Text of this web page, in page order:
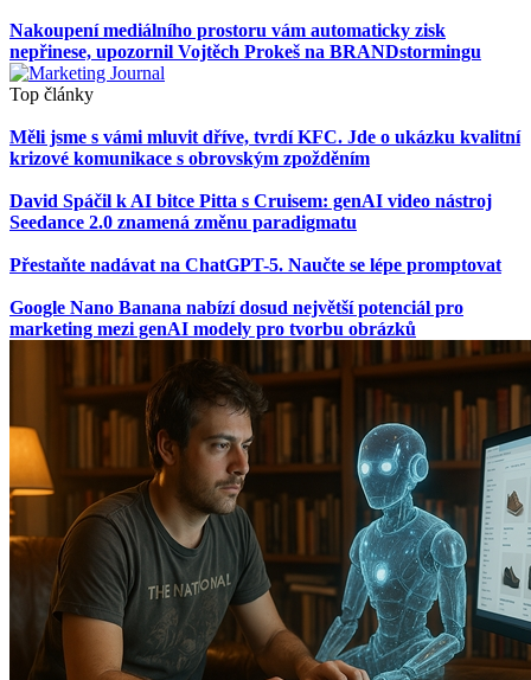
Nakoupení mediálního prostoru vám automaticky zisk
nepřinese, upozornil Vojtěch Prokeš na BRANDstormingu
Top články
Měli jsme s vámi mluvit dříve, tvrdí KFC. Jde o ukázku kvalitní
krizové komunikace s obrovským zpožděním
David Spáčil k AI bitce Pitta s Cruisem: genAI video nástroj
Seedance 2.0 znamená změnu paradigmatu
Přestaňte nadávat na ChatGPT-5. Naučte se lépe promptovat
Google Nano Banana nabízí dosud největší potenciál pro
marketing mezi genAI modely pro tvorbu obrázků